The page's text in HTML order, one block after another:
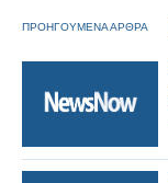
ΠΡΟΗΓΟΥΜΕΝΑ ΑΡΘΡΑ